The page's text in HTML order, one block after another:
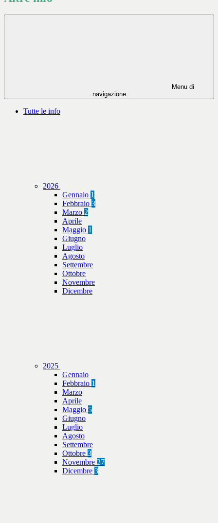
Menu di
navigazione
Tutte le info
2026
Gennaio 1
Febbraio 3
Marzo 2
Aprile
Maggio 1
Giugno
Luglio
Agosto
Settembre
Ottobre
Novembre
Dicembre
2025
Gennaio
Febbraio 1
Marzo
Aprile
Maggio 5
Giugno
Luglio
Agosto
Settembre
Ottobre 3
Novembre 27
Dicembre 3